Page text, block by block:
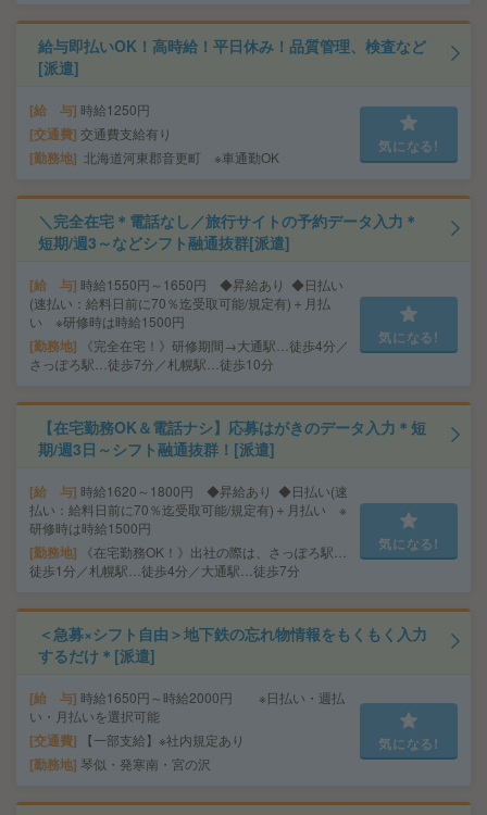
給与即払いOK！高時給！平日休み！品質管理、検査など
[派遣]
給 与 時給1250円
交通費 交通費支給有り
勤務地 北海道河東郡音更町 ※車通勤OK
気になる!
＼完全在宅＊電話なし／旅行サイトの予約データ入力＊
短期/週3～などシフト融通抜群[派遣]
給 与 時給1550円～1650円 ◆昇給あり ◆日払い
(速払い：給料日前に70％迄受取可能/規定有)＋月払
い ※研修時は時給1500円
勤務地
《完全在宅！》研修期間→大通駅…徒歩4分／
さっぽろ駅…徒歩7分／札幌駅…徒歩10分
気になる!
【在宅勤務OK＆電話ナシ】応募はがきのデータ入力＊短
期/週3日～シフト融通抜群！[派遣]
給 与 時給1620～1800円 ◆昇給あり ◆日払い(速
払い：給料日前に70％迄受取可能/規定有)＋月払い ※
研修時は時給1500円
勤務地
《在宅勤務OK！》出社の際は、さっぽろ駅…
徒歩1分／札幌駅…徒歩4分／大通駅…徒歩7分
気になる!
＜急募×シフト自由＞地下鉄の忘れ物情報をもくもく入力
するだけ＊[派遣]
給 与 時給1650円～時給2000円 ※日払い・週払
い・月払いを選択可能
交通費 【一部支給】※社内規定あり
勤務地 琴似・発寒南・宮の沢
気になる!